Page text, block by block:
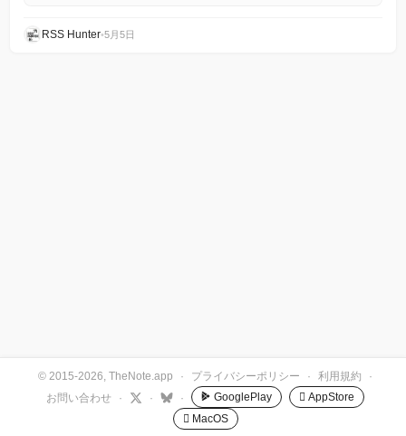
RSS Hunter•5月5日
© 2015-2026, TheNote.app · プライバシーポリシー · 利用規約
·
お問い合わせ
· · · GooglePlay
 AppStore
 MacOS